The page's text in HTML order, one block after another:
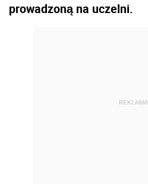
prowadzoną na uczelni.
REKLAMA